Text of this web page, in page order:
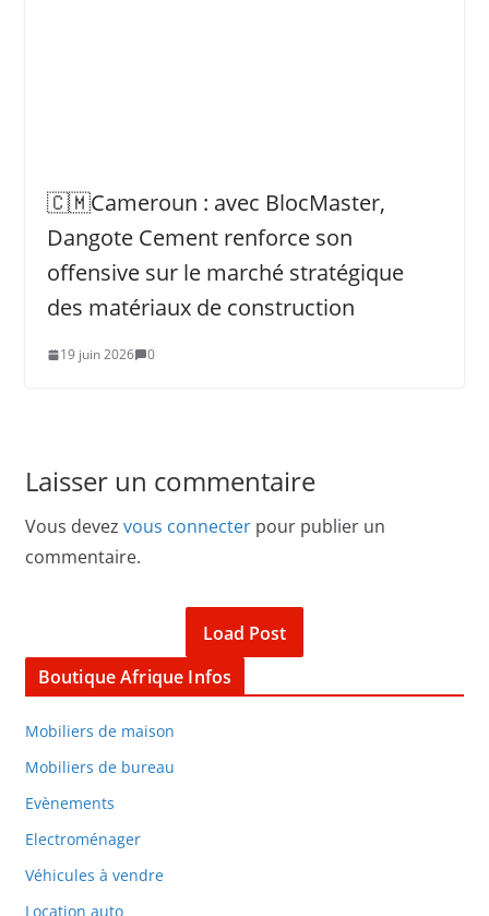
🇨🇲Cameroun : avec BlocMaster,
Dangote Cement renforce son
offensive sur le marché stratégique
des matériaux de construction
19 juin 2026 0
Laisser un commentaire
Vous devez vous connecterpour publier un
commentaire.
Load Post
Boutique Afrique Infos
Mobiliers de maison
Mobiliers de bureau
Evènements
Electroménager
Véhicules à vendre
Location auto